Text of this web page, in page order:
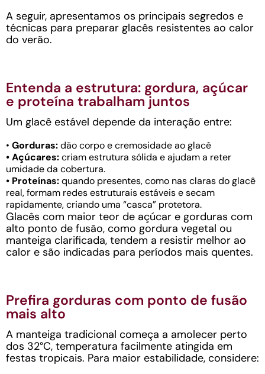
A seguir, apresentamos os principais segredos e
técnicas para preparar glacês resistentes ao calor
do verão.
Entenda a estrutura: gordura, açúcar
e proteína trabalham juntos
Um glacê estável depende da interação entre:
• Gorduras:dão corpo e cremosidade ao glacê
• Açúcares:criam estrutura sólida e ajudam a reter
umidade da cobertura.
• Proteínas:quando presentes, como nas claras do glacê
real, formam redes estruturais estáveis e secam
rapidamente, criando uma “casca” protetora.
Glacês com maior teor de açúcar e gorduras com
alto ponto de fusão, como gordura vegetal ou
manteiga clarificada, tendem a resistir melhor ao
calor e são indicadas para períodos mais quentes.
Prefira gorduras com ponto de fusão
mais alto
A manteiga tradicional começa a amolecer perto
dos 32°C, temperatura facilmente atingida em
festas tropicais. Para maior estabilidade, considere: